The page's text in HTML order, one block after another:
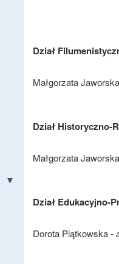
Dział
Małgorzata
Dział Historyczno-
Małgorzata
Dział Edukacyjno-
Dorota Piątkowska -